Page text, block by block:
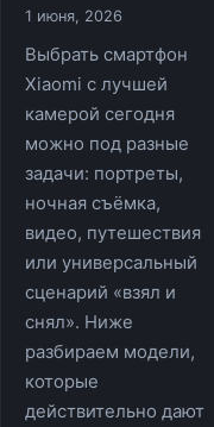
1 июня, 2026
Выбрать смартфон
Xiaomi с лучшей
камерой сегодня
можно под разные
задачи: портреты,
ночная съёмка,
видео, путешествия
или универсальный
сценарий «взял и
снял». Ниже
разбираем модели,
которые
действительно дают